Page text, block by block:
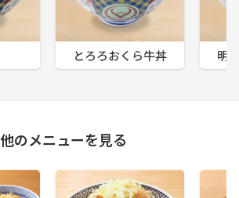
とろろおくら牛丼 明
他のメニューを見る